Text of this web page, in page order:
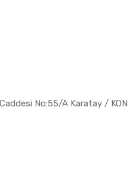
No:55/A Karatay / KON